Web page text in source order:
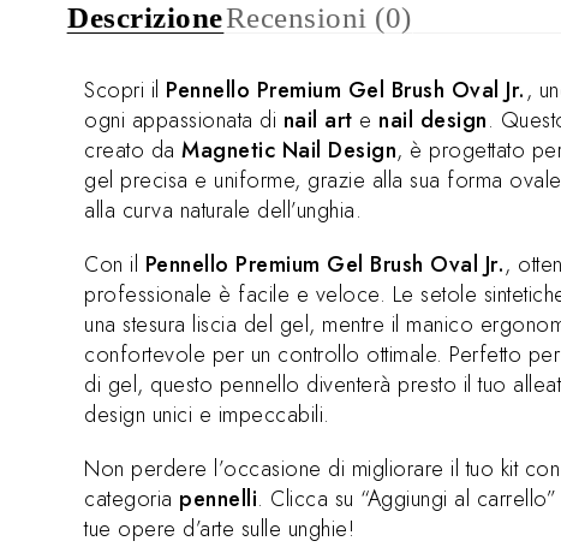
DescrizioneRecensioni (0)
Scopri il Pennello Premium Gel Brush Oval Jr.,
ogni appassionata di nail art e nail design.
creato da Magnetic Nail Design, è progettato
gel precisa e uniforme, grazie alla sua forma
alla curva naturale dell’unghia.
Con il Pennello Premium Gel Brush Oval Jr.,
professionale è facile e veloce. Le setole
una stesura liscia del gel, mentre il manico
confortevole per un controllo ottimale. Perfetto
di gel, questo pennello diventerà presto il tuo
design unici e impeccabili.
Non perdere l’occasione di migliorare il tuo kit
categoria pennelli. Clicca su “Aggiungi al
tue opere d’arte sulle unghie!